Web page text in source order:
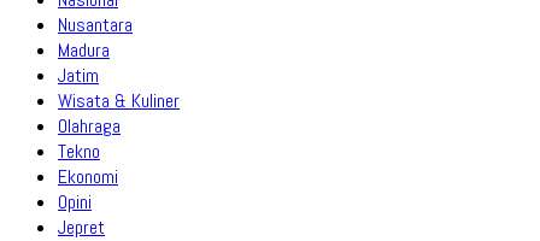
Nusantara
Madura
Jatim
Wisata & Kuliner
Olahraga
Tekno
Ekonomi
Opini
Jepret